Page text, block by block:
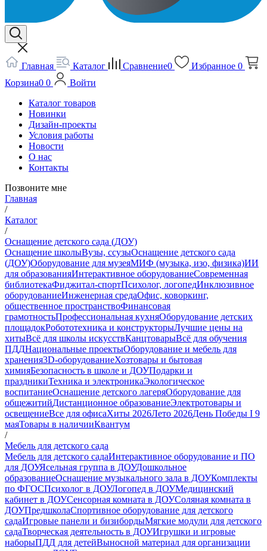
Главная Каталог Сравнение0 Избранное 0
Корзина0 0
Войти
Каталог товаров
Новинки
Дизайн-проекты
Условия работы
Новости
О нас
Контакты
Позвоните мне
Главная
/
Каталог
/
Оснащение детского сада (ДОУ)
Оснащение школыВузы, ссузыОснащение детского сада
(ДОУ)Оборудование для музеяМИФ (музыка, изо, физика)ИИ
для образованияИнтерактивное оборудованиеСовременная
библиотекаФиджитал-спортПсихолог, логопедИнклюзивное
оборудованиеИнженерная средаОфис, коворкинг,
общественное пространствоФинансовая
грамотностьПрофессиональная кухняОборудование детских
площадокРобототехника и конструкторыЛучшие цены на
хитыВсё для школы искусствКанцтоварыВсё для обучения
ПДДНациональные проектыОборудование и мебель для
хранения3D-оборудованиеХозтовары и бытовая
химияБезопасность в школе и ДОУПодарки и
праздникиТехника и электроникаЭкологическое
воспитаниеОснащение детского лагеряОборудование для
общежитийДистанционное образованиеЭлектротовары и
освещениеВсе для офисаХиты 2026Лето 2026День Победы I 9
маяТовары в наличииКвантум
/
Мебель для детского сада
Мебель для детского садаИнтерактивное оборудование и ПО
для ДОУЯсельная группа в ДОУДошкольное
образованиеОснащение музыкального зала в ДОУКомплекты
по ФГОСПсихолог в ДОУЛогопед в ДОУМедицинский
кабинет в ДОУСенсорная комната в ДОУСоляная комната в
ДОУПредшколаСпортивное оборудование для детского
садаИгровые панели и бизибордыМягкие модули для детского
садаТворческая деятельность в ДОУИгрушки и игровые
наборыПДД для детейВыносной материал для организации